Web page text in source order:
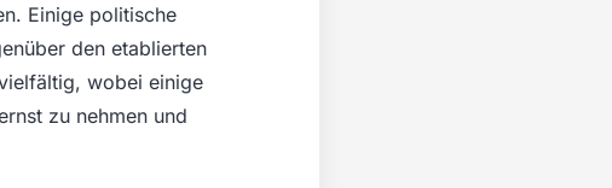
Einige politische
den etablierten
wobei einige
zu nehmen und